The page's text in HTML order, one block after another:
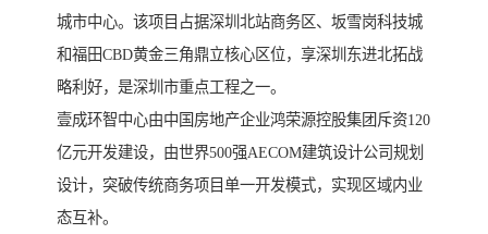
城市中心。该项目占据深圳北站商务区、坂雪岗科技城
和福田CBD黄金三角鼎立核心区位，享深圳东进北拓战
略利好，是深圳市重点工程之一。
壹成环智中心由中国房地产企业鸿荣源控股集团斥资120
亿元开发建设，由世界500强AECOM建筑设计公司规划
设计，突破传统商务项目单一开发模式，实现区域内业
态互补。